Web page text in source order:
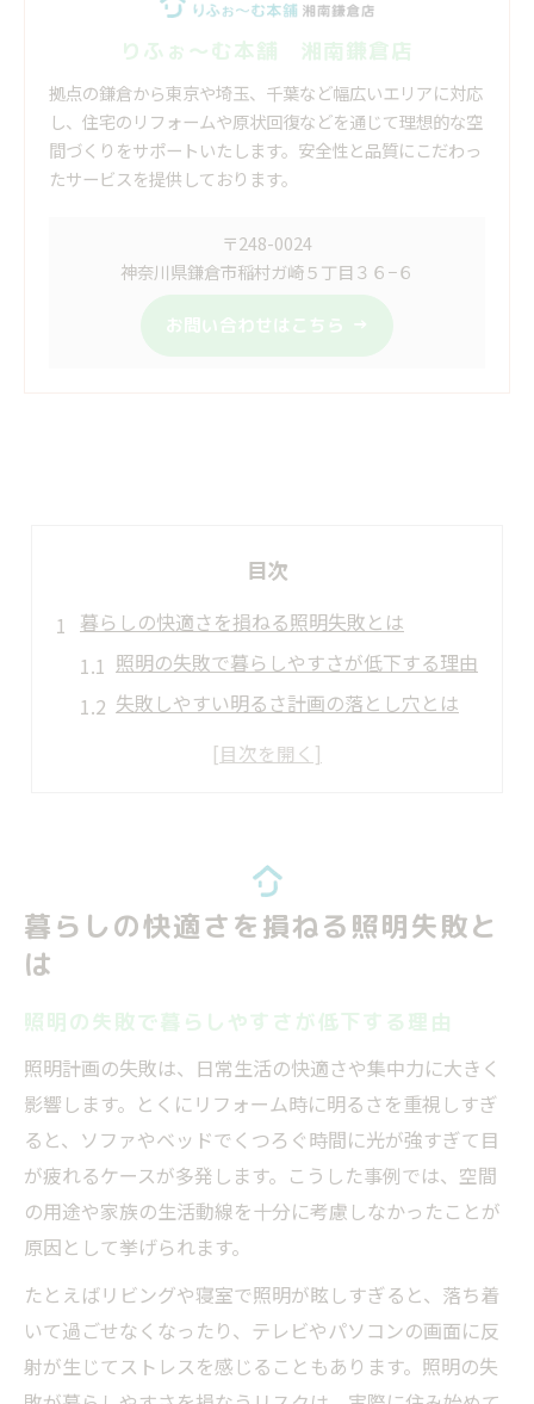
りふぉ～む本舗 湘南鎌倉店
拠点の鎌倉から東京や埼玉、千葉など幅広いエリアに対応
し、住宅のリフォームや原状回復などを通じて理想的な空
間づくりをサポートいたします。安全性と品質にこだわっ
たサービスを提供しております。
〒248-0024
神奈川県鎌倉市稲村ガ崎５丁目３６−６
お問い合わせはこちら
目次
暮らしの快適さを損ねる照明失敗とは
照明の失敗で暮らしやすさが低下する理由
失敗しやすい明るさ計画の落とし穴とは
照明が眩しすぎる時の暮らしの影響
明るさ計画の失敗例から学ぶ注意点
明るさ計画の失敗パターンと対策方法
照明の失敗例でよくある原因と傾向
生活動線を無視した明るさ計画の失敗
ダウンライト配置の失敗が起こる理由
リフォームで照明が眩しくなる原因を検証
リフォームの失敗で照明が眩しくなる要因
眩しい照明の原因を構造面から分析する
ダウンライトで失敗しやすい配置とは
リフォーム後に明るすぎる失敗の実例
ダウンライト選びで避けたい失敗ポイント
ダウンライト選びで起きる失敗と対策法
暮らしの快適さを損ねる照明失敗と
は
照明の失敗で暮らしやすさが低下する理由
照明計画の失敗は、日常生活の快適さや集中力に大きく
影響します。とくにリフォーム時に明るさを重視しすぎ
ると、ソファやベッドでくつろぐ時間に光が強すぎて目
が疲れるケースが多発します。こうした事例では、空間
の用途や家族の生活動線を十分に考慮しなかったことが
原因として挙げられます。
たとえばリビングや寝室で照明が眩しすぎると、落ち着
いて過ごせなくなったり、テレビやパソコンの画面に反
射が生じてストレスを感じることもあります。照明の失